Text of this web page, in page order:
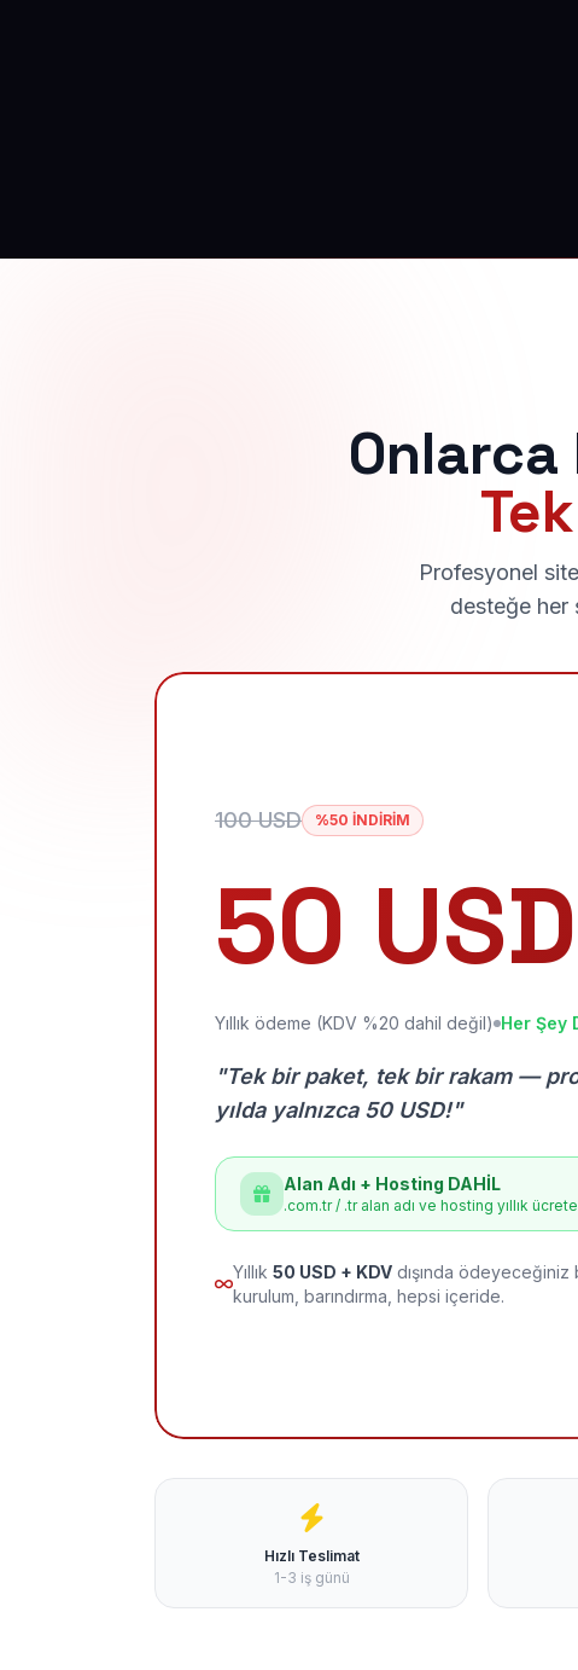
Onlarca
Profesyonel
desteğe her
100 USD %50 İNDİRİM
50 USD
Yıllık ödeme (KDV %20 dahil değil) Her Şey
"Tek bir paket, tek bir rakam —
yılda yalnızca 50 USD!"
Alan Adı + Hosting DAHİL
.com.tr / .tr alan adı ve hosting yıllık
Yıllık 50 USD + KDV dışında
kurulum, barındırma, hepsi içeride.
Hızlı Teslimat
1-3 iş günü